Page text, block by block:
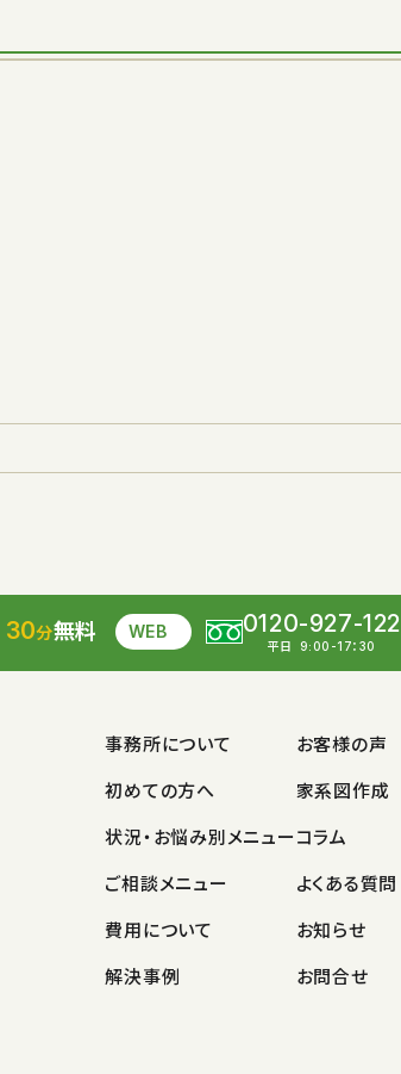
30分無料 WEB 0120-927-122
平日 9:00-17：30
事務所について
初めての方へ
状況・お悩み別メニュー
ご相談メニュー
費用について
解決事例
お客様の声
家系図作成
コラム
よくある質問
お知らせ
お問合せ